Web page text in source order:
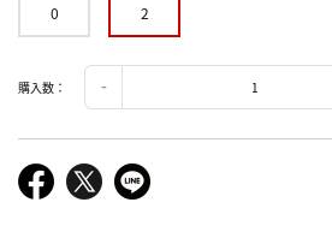
0 2
購入数：